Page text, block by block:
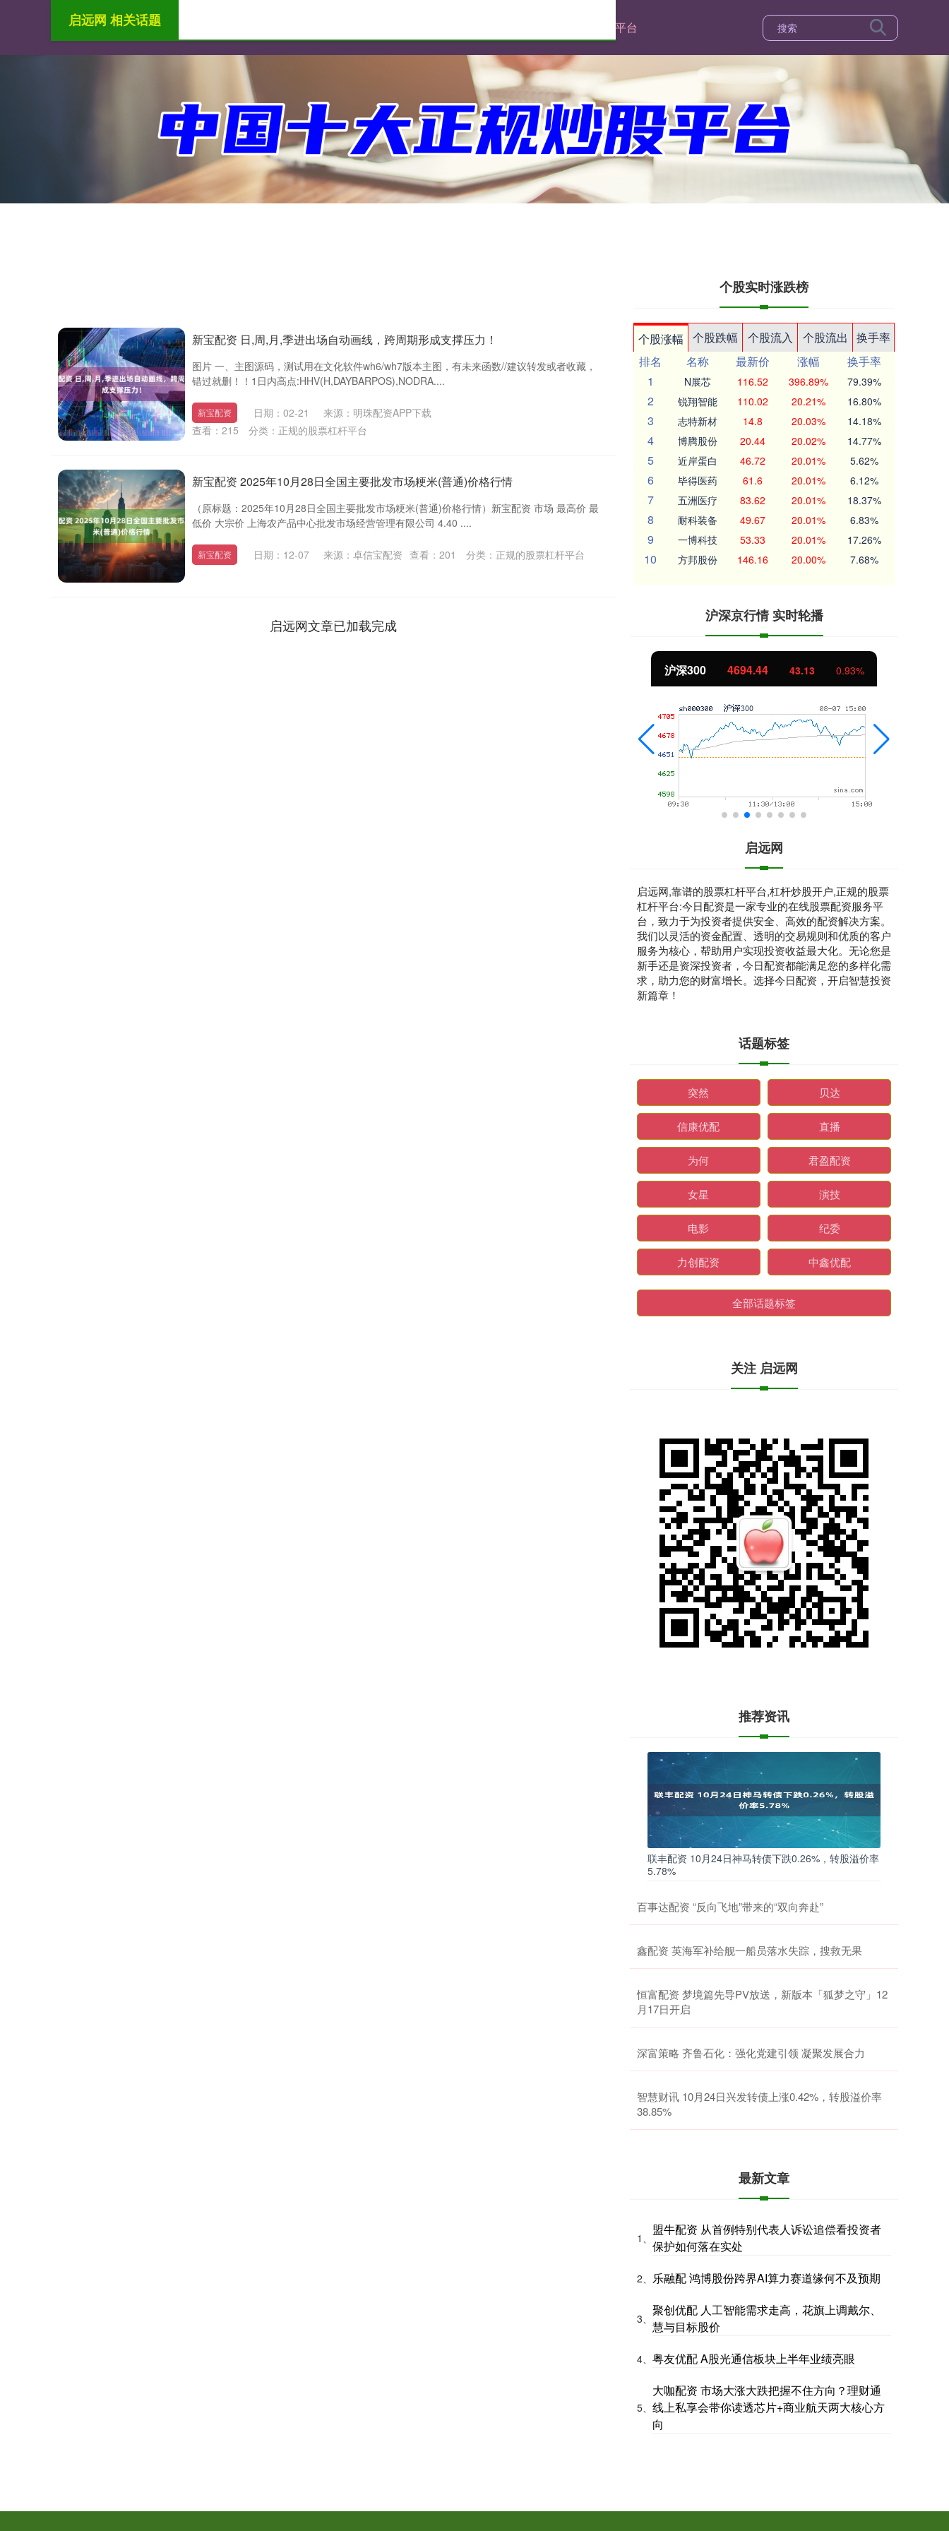
正规的股票杠杆平台
启远网 相关话题
新宝配资 日,周,月,季进出场自动画线，跨周期形成支撑压力！
图片 一、主图源码，测试用在文化软件wh6/wh7版本主图，有未来函数//建议转发或者收藏，
错过就删！！1日内高点:HHV(H,DAYBARPOS),NODRA....
新宝配资 日期：02-21
来源：明珠配资APP下载
查看： 215 分类： 正规的股票杠杆平台
新宝配资 2025年10月28日全国主要批发市场粳米(普通)价格行情
（原标题：2025年10月28日全国主要批发市场粳米(普通)价格行情）新宝配资 市场 最高价 最
低价 大宗价 上海农产品中心批发市场经营管理有限公司 4.40 ....
新宝配资 日期：12-07 来源：卓信宝配资 查看： 201 分类： 正规的股票杠杆平台
启远网文章已加载完成
个股实时涨跌榜
个股涨幅 个股跌幅 个股流入 个股流出
换手率
排名
名称 最新价 涨幅
换手率
1
N展芯 116.52 396.89% 79.39%
2 锐翔智能 110.02 20.21% 16.80%
3 志特新材 14.8 20.03% 14.18%
4 博腾股份 20.44 20.02% 14.77%
5 近岸蛋白 46.72 20.01% 5.62%
6 毕得医药 61.6 20.01% 6.12%
7 五洲医疗 83.62 20.01% 18.37%
8 耐科装备 49.67 20.01% 6.83%
9 一博科技 53.33 20.01% 17.26%
10 方邦股份 146.16 20.00% 7.68%
沪深京行情 实时轮播
北证50 1134.24 11.37 1.01%
启远网
启远网,靠谱的股票杠杆平台,杠杆炒股开户,正规的股票
杠杆平台:今日配资是一家专业的在线股票配资服务平
台，致力于为投资者提供安全、高效的配资解决方案。
我们以灵活的资金配置、透明的交易规则和优质的客户
服务为核心，帮助用户实现投资收益最大化。无论您是
新手还是资深投资者，今日配资都能满足您的多样化需
求，助力您的财富增长。选择今日配资，开启智慧投资
新篇章！
话题标签
突然 贝达
信康优配 直播
为何 君盈配资
女星 演技
电影 纪委
力创配资 中鑫优配
全部话题标签
关注 启远网
推荐资讯
联丰配资 10月24日神马转债下跌0.26%，转股溢价率
5.78%
百事达配资 “反向飞地”带来的“双向奔赴”
鑫配资 英海军补给舰一船员落水失踪，搜救无果
恒富配资 梦境篇先导PV放送，新版本「狐梦之守」12
月17日开启
深富策略 齐鲁石化：强化党建引领 凝聚发展合力
智慧财讯 10月24日兴发转债上涨0.42%，转股溢价率
38.85%
最新文章
1、
盟牛配资 从首例特别代表人诉讼追偿看投资者
保护如何落在实处
2、 乐融配 鸿博股份跨界AI算力赛道缘何不及预期
3、
聚创优配 人工智能需求走高，花旗上调戴尔、
慧与目标股价
4、 粤友优配 A股光通信板块上半年业绩亮眼
5、
大咖配资 市场大涨大跌把握不住方向？理财通
线上私享会带你读透芯片+商业航天两大核心方
向